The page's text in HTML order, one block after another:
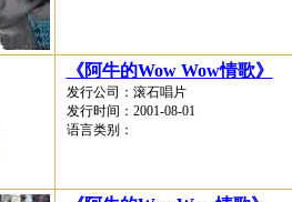
《阿牛的Wow Wow情歌》
发行公司：滚石唱片
发行时间：2001-08-01
语言类别：